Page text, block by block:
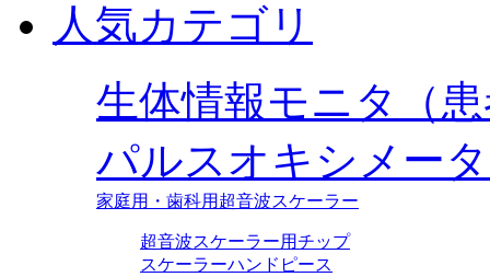
人気カテゴリ
生体情報モニタ（
パルスオキシメー
家庭用・歯科用超音波スケーラー
超音波スケーラー用チップ
スケーラーハンドピース